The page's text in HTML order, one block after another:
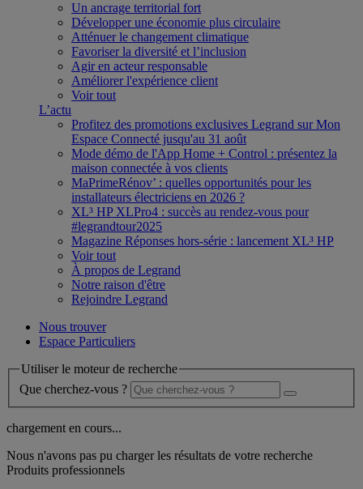
Un ancrage territorial fort
Développer une économie plus circulaire
Atténuer le changement climatique
Favoriser la diversité et l’inclusion
Agir en acteur responsable
Améliorer l'expérience client
Voir tout
L’actu
Profitez des promotions exclusives Legrand sur Mon
Espace Connecté jusqu'au 31 août
Mode démo de l'App Home + Control : présentez la
maison connectée à vos clients
MaPrimeRénov’ : quelles opportunités pour les
installateurs électriciens en 2026 ?
XL³ HP XLPro4 : succès au rendez-vous pour
#legrandtour2025
Magazine Réponses hors-série : lancement XL³ HP
Voir tout
À propos de Legrand
Notre raison d'être
Rejoindre Legrand
Nous trouver
Espace Particuliers
Utiliser le moteur de recherche
Que cherchez-vous ?
chargement en cours...
Nous n'avons pas pu charger les résultats de votre recherche
Produits professionnels